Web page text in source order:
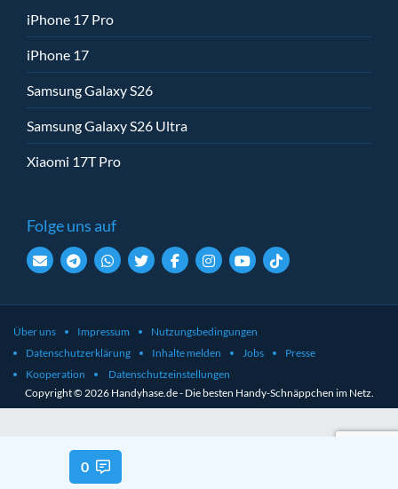
0
iPhone 17 Pro
iPhone 17
Samsung Galaxy S26
Samsung Galaxy S26 Ultra
Xiaomi 17T Pro
Folge uns auf
Über uns Impressum
Nutzungsbedingungen
Datenschutzerklärung
Inhalte melden Jobs
Presse
Kooperation
Datenschutzeinstellungen
Copyright © 2026 Handyhase.de - Die besten Handy-Schnäppchen im Netz.